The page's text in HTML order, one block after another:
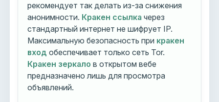
рекомендует так делать из-за снижения
анонимности. Кракен ссылка через
стандартный интернет не шифрует IP.
Максимальную безопасность при кракен
вход обеспечивает только сеть Tor.
Кракен зеркало в открытом вебе
предназначено лишь для просмотра
объявлений.